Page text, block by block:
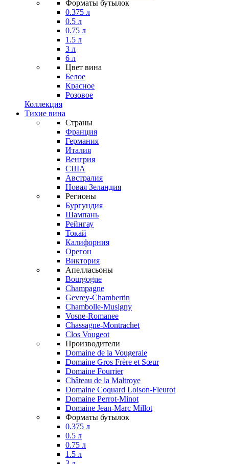
Форматы бутылок
0.375 л
0.5 л
0.75 л
1.5 л
3 л
6 л
Цвет вина
Белое
Красное
Розовое
Коллекция
Тихие вина
Страны
Франция
Германия
Италия
Венгрия
США
Австралия
Новая Зеландия
Регионы
Бургундия
Шампань
Рейнгау
Токай
Калифорния
Орегон
Виктория
Апелласьоны
Bourgogne
Champagne
Gevrey-Chambertin
Chambolle-Musigny
Vosne-Romanee
Chassagne-Montrachet
Clos Vougeot
Производители
Domaine de la Vougeraie
Domaine Gros Frère et Sœur
Domaine Fourrier
Château de la Maltroye
Domaine Coquard Loison-Fleurot
Domaine Perrot-Minot
Domaine Jean-Marc Millot
Форматы бутылок
0.375 л
0.5 л
0.75 л
1.5 л